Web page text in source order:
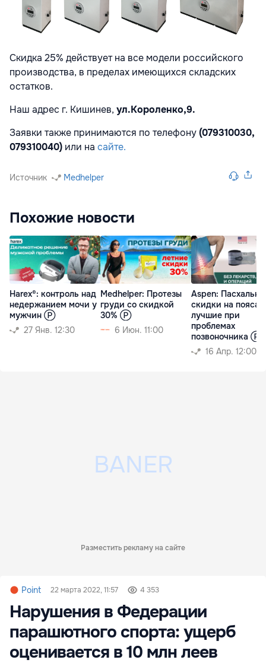
Скидка 25% действует на все модели российского
производства, в пределах имеющихся складских
остатков.
Наш адрес г. Кишинев, ул.Короленко,9.
Заявки также принимаются по телефону(079310030,
079310040) или на сайте.
Источник Medhelper
Похожие новости
Harex®: контроль над
недержанием мочи у
мужчин Ⓟ
27 Янв. 12:30
Medhelper: Протезы
груди со скидкой
30% Ⓟ
6 Июн. 11:00
Aspen:
скидки на пояса -
лучшие при
проблемах
позвоночника Ⓟ
16 Апр. 12:00
Разместить рекламу на сайте
Point 22 марта 2022, 11:57 4 353
Нарушения в Федерации
парашютного спорта: ущерб
оценивается в 10 млн леев